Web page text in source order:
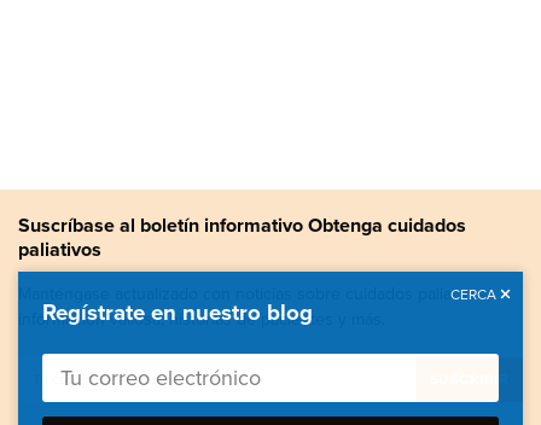
Suscríbase al boletín informativo Obtenga cuidados
paliativos
Manténgase actualizado con noticias sobre cuidados paliativos,
información valiosa, historias de pacientes y más.
Regístrate en nuestro blog
CERCA